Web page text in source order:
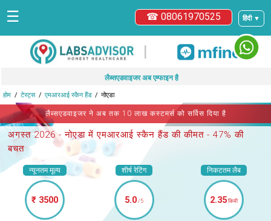
हिंदी ▼
☎ 08061970525
☰
|
लैब्सएडवाइजर अब एम्फाइन है
होम टेस्ट्स एमआरआई स्कैन हैंड नोएडा
लैब्सएडवाइजर ने अब तक 10 लाख कस्टमर्स को सर्विस दिया है
अगस्त 2026 -नोएडा में एमआरआई स्कैन हैंड की कीमत - 47% की
बचत
न्यूनतम मूल्य
₹ 3500
शीर्ष रेटिंग
5.0/5
निकटतम लैब
2.35किमी